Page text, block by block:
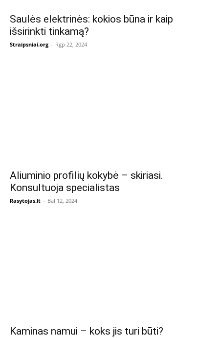
Saulės elektrinės: kokios būna ir kaip
išsirinkti tinkamą?
Straipsniai.org - Rgp 22, 2024
Aliuminio profilių kokybė – skiriasi.
Konsultuoja specialistas
Rasytojas.lt - Bal 12, 2024
Kaminas namui – koks jis turi būti?